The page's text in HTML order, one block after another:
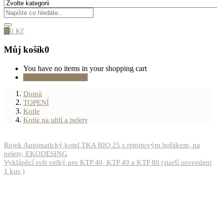
0 0 Kč
Můj košík0
You have no items in your shopping cart
Domů
TOPENÍ
Kotle
Kotle na uhlí a pelety
Rojek Automatický kotel TKA BIO 25 s retortovým hořákem, na
pelety, EKODESING
Vyklápěcí rošt velký pro KTP 40, KTP 49 a KTP 80 (starší provedeni
1 kus )